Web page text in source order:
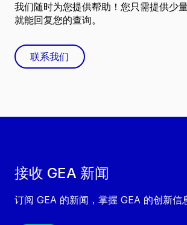
接收 GEA 新闻
订阅 GEA 的新闻，掌握 GEA 的创新信
我们随时为您提供帮助！您只需提供少
就能回复您的查询。
联系我们